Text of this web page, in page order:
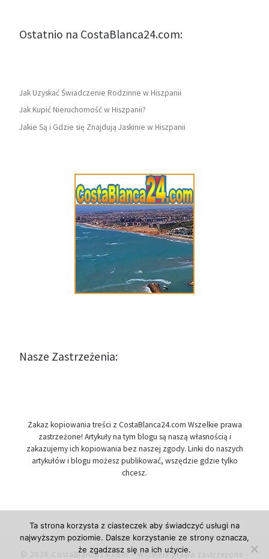
Ostatnio na CostaBlanca24.com:
Jak Uzyskać Świadczenie Rodzinne w Hiszpanii
Jak Kupić Nieruchomość w Hiszpanii?
Jakie Są i Gdzie się Znajdują Jaskinie w Hiszpanii
Nasze Zastrzeżenia:
Zakaz kopiowania treści z CostaBlanca24.com Wszelkie prawa
zastrzeżone! Artykuły na tym blogu są naszą własnością i
zakazujemy ich kopiowania bez naszej zgody. Linki do naszych
artykułów i blogu możesz publikować, wszędzie gdzie tylko
chcesz.
© 2026 CostaBlanca24.com– Wszelkie prawa zastrzeżone -
Ta strona korzysta z ciasteczek aby świadczyć usługi na
najwyższym poziomie. Dalsze korzystanie ze strony oznacza,
że zgadzasz się na ich użycie.